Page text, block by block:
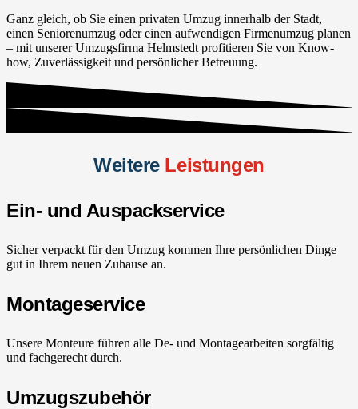
Ganz gleich, ob Sie einen privaten Umzug innerhalb der Stadt,
einen Seniorenumzug oder einen aufwendigen Firmenumzug planen
– mit unserer Umzugsfirma Helmstedt profitieren Sie von Know-
how, Zuverlässigkeit und persönlicher Betreuung.
Weitere Leistungen
Ein- und Auspackservice
Sicher verpackt für den Umzug kommen Ihre persönlichen Dinge
gut in Ihrem neuen Zuhause an.
Montageservice
Unsere Monteure führen alle De- und Montagearbeiten sorgfältig
und fachgerecht durch.
Umzugszubehör